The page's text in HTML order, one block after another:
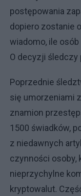
postępowania
dopiero zostanie
wiadomo, ile
O decyzji
Poprzednie
się umorzeniami
znamion
1500 świadków,
z niedawnych
czynności osoby,
nieprzychylne
kryptowalut.